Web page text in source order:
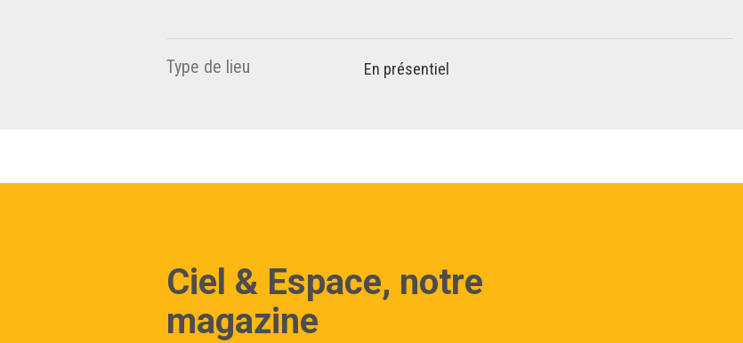
Type de lieu En présentiel
Ciel & Espace, notre
magazine